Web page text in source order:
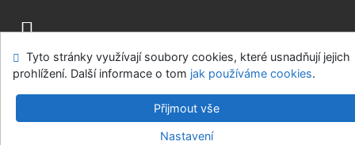
Mapa stránek Přístupnost
Soukromí
Modul OpenSearch
Napište nám Nastavení cookies
Univerzitní knihovna - Univerzita Hradec Králové
v.4.8.63a-Cosmotron Bohemia, s.r.o.
Tyto stránky využívají soubory cookies, které usnadňují jejich
prohlížení. Další informace o tom jak používáme cookies.
Přijmout vše
Nastavení